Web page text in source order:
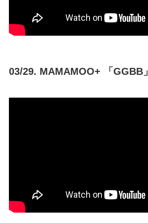
03/29. MAMAMOO+ 「GGBB」